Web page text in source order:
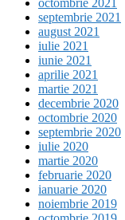
octombrie 2021
septembrie 2021
august 2021
iulie 2021
iunie 2021
aprilie 2021
martie 2021
decembrie 2020
octombrie 2020
septembrie 2020
iulie 2020
martie 2020
februarie 2020
ianuarie 2020
noiembrie 2019